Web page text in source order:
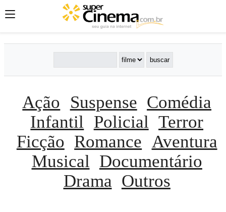
Ação Suspense Comédia
Infantil
Policial Terror
Ficção Romance Aventura
Musical
Documentário
Drama Outros